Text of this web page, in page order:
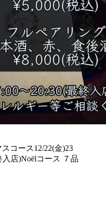
コース12/22(金)23
入店)Noëlコース ７品